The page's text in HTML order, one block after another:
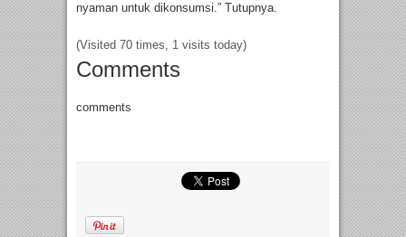
nyaman untuk dikonsumsi.” Tutupnya.
(Visited 70 times, 1 visits today)
Comments
comments